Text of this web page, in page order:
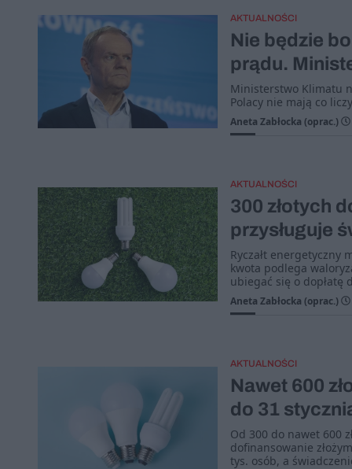
AKTUALNOŚCI
Nie będzie
prądu.
Ministerstwo Klimatu
Polacy nie mają co
Aneta Zabłocka (oprac.)
AKTUALNOŚCI
300 złotych
przysługuje
Ryczałt energetyczny
kwota podlega
ubiegać się o dopłatę
Aneta Zabłocka (oprac.)
AKTUALNOŚCI
Nawet 600
do 31
Od 300 do nawet 600
dofinansowanie
tys. osób, a